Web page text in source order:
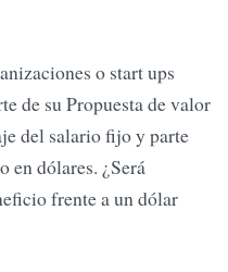
o start ups
de su Propuesta de valor
del salario fijo y parte
en dólares. ¿Será
frente a un dólar